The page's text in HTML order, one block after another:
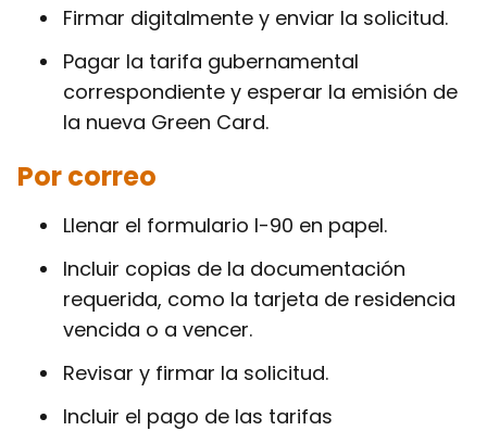
Firmar digitalmente y enviar la solicitud.
Pagar la tarifa gubernamental
correspondiente y esperar la emisión de
la nueva Green Card.
Por correo
Llenar el formulario I-90 en papel.
Incluir copias de la documentación
requerida, como la tarjeta de residencia
vencida o a vencer.
Revisar y firmar la solicitud.
Incluir el pago de las tarifas